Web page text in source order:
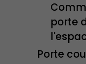
porte
Porte